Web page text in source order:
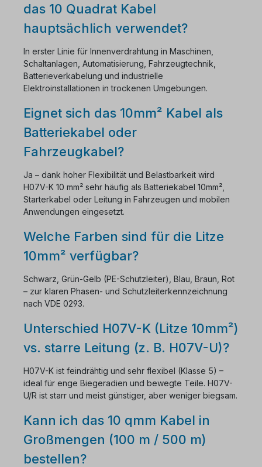
das 10 Quadrat Kabel
hauptsächlich verwendet?
In erster Linie für Innenverdrahtung in Maschinen,
Schaltanlagen, Automatisierung, Fahrzeugtechnik,
Batterieverkabelung und industrielle
Elektroinstallationen in trockenen Umgebungen.
Eignet sich das 10mm² Kabel als
Batteriekabel oder
Fahrzeugkabel?
Ja – dank hoher Flexibilität und Belastbarkeit wird
H07V-K 10 mm² sehr häufig als Batteriekabel 10mm²,
Starterkabel oder Leitung in Fahrzeugen und mobilen
Anwendungen eingesetzt.
Welche Farben sind für die Litze
10mm² verfügbar?
Schwarz, Grün-Gelb (PE-Schutzleiter), Blau, Braun, Rot
– zur klaren Phasen- und Schutzleiterkennzeichnung
nach VDE 0293.
Unterschied H07V-K (Litze 10mm²)
vs. starre Leitung (z. B. H07V-U)?
H07V-K ist feindrähtig und sehr flexibel (Klasse 5) –
ideal für enge Biegeradien und bewegte Teile. H07V-
U/R ist starr und meist günstiger, aber weniger biegsam.
Kann ich das 10 qmm Kabel in
Großmengen (100 m / 500 m)
bestellen?